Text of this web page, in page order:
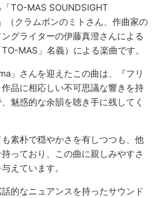
TO-MAS SOUNDSIGHT
（クラムボンのミトさん、作曲家の
グライターの伊藤真澄さんによる
MAS」名義）による楽曲です。
」さんを迎えたこの曲は、『フリ
品に相応しい不可思議な響きを持
魅惑的な余韻を聴き手に残してく
素朴で穏やかさを有しつつも、他
っており、この曲に親しみやすさ
えています。
的なニュアンスを持ったサウンド